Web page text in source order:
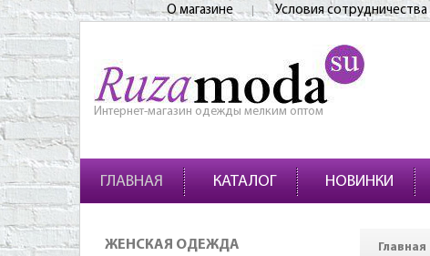
О магазине Условия сотрудничества
Интернет-магазин одежды мелким оптом
ГЛАВНАЯ КАТАЛОГ НОВИНКИ
ЖЕНСКАЯ ОДЕЖДА Главная